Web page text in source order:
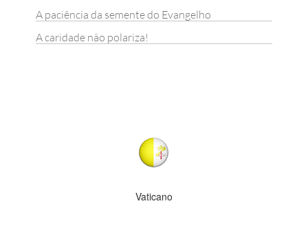
A paciência da semente do Evangelho
A caridade não polariza!
Vaticano